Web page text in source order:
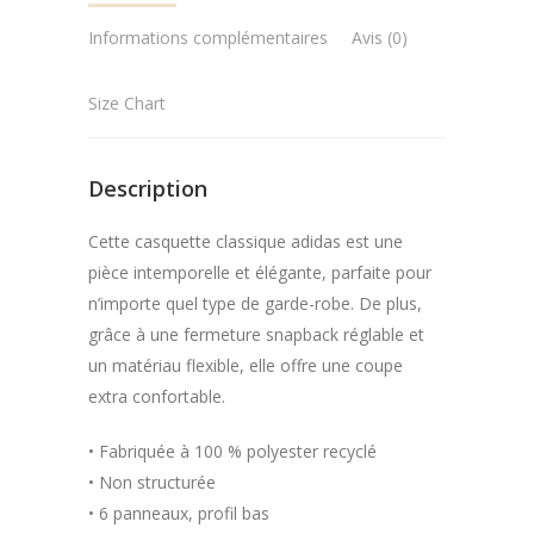
Informations complémentaires Avis (0)
Size Chart
Description
Cette casquette classique adidas est une
pièce intemporelle et élégante, parfaite pour
n’importe quel type de garde-robe. De plus,
grâce à une fermeture snapback réglable et
un matériau flexible, elle offre une coupe
extra confortable.
• Fabriquée à 100 % polyester recyclé
• Non structurée
• 6 panneaux, profil bas